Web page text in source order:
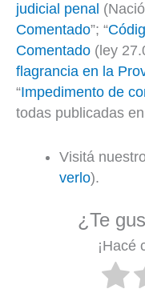
judicial penal
Comentado”; “
Comentado (ley
flagrancia en la
“Impedimento de
todas publicadas
Visitá
verlo).
¿Te
¡Hacé